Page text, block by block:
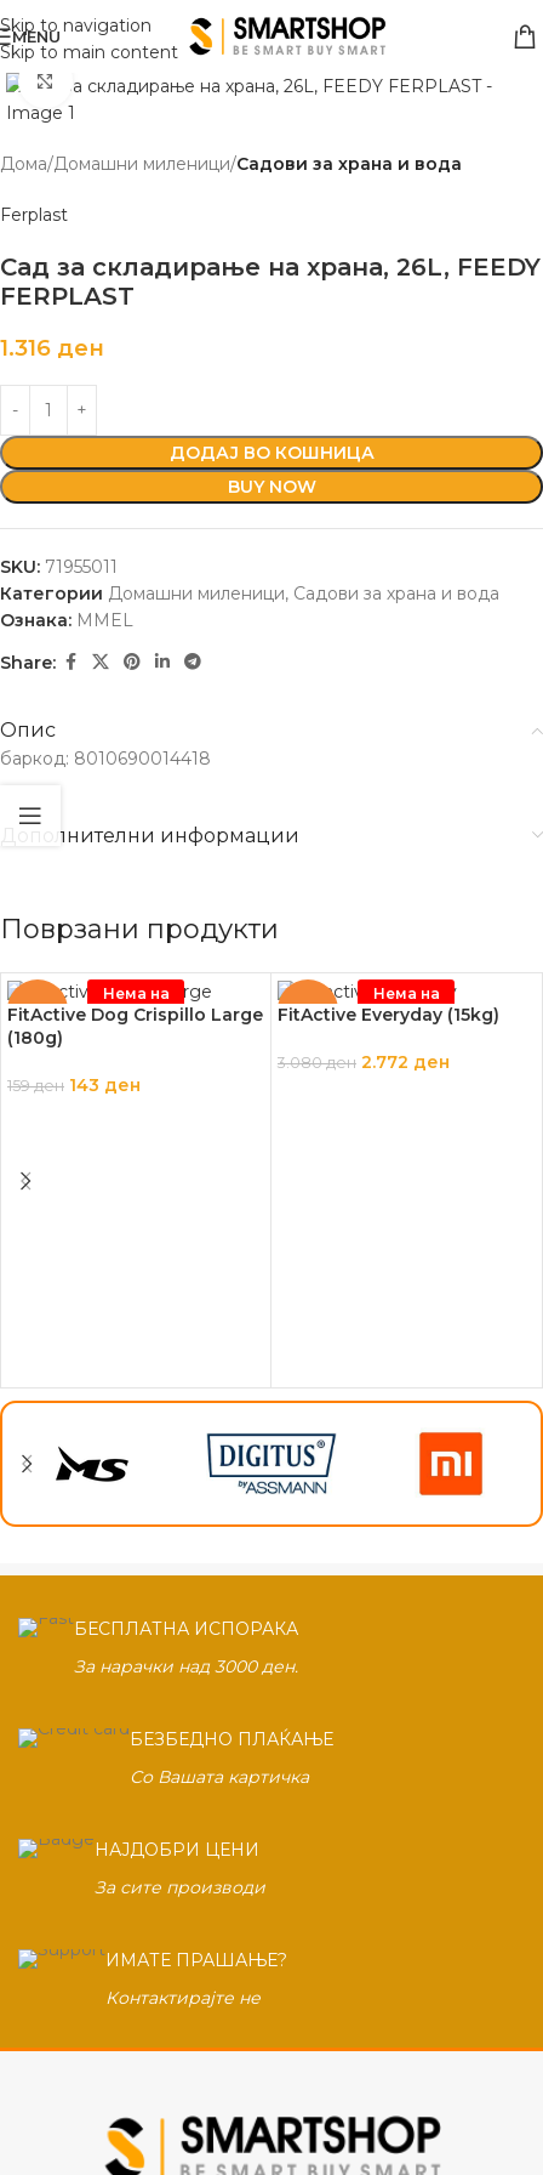
Skip to navigation
Skip to main content
MENU
Click to enlarge
Дома Домашни миленици Садови за храна и вода
Ferplast
Сад за складирање на храна, 26L, FEEDY
FERPLAST
1.316 ден
ДОДАЈ ВО КОШНИЦА
BUY NOW
SKU: 71955011
Категории Домашни миленици, Садови за храна и вода
Ознака: MMEL
Share:
Опис
баркод: 8010690014418
Дополнителни информации
Поврзани продукти
Нема на
залиха
-10%
FitActive Dog Crispillo Large
(180g)
159ден 143 ден
Нема на
залиха
-10%
FitActive Everyday (15kg)
3.080ден 2.772 ден
БЕСПЛАТНА ИСПОРАКА
За нарачки над 3000 ден.
БЕЗБЕДНО ПЛАЌАЊЕ
Со Вашата картичка
НАЈДОБРИ ЦЕНИ
За сите производи
ИМАТЕ ПРАШАЊЕ?
Контактирајте не